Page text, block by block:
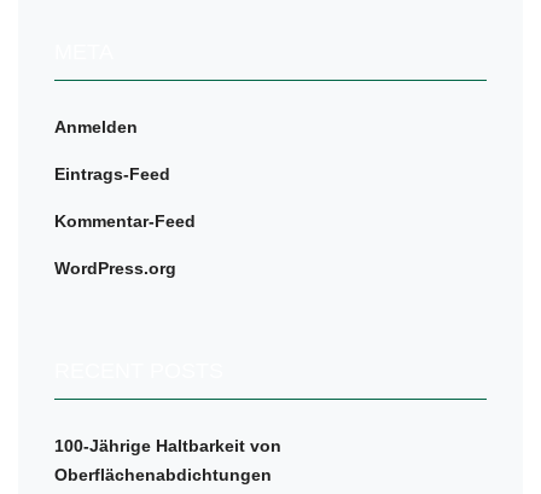
Anmelden
Eintrags-Feed
Kommentar-Feed
WordPress.org
100-Jährige Haltbarkeit von
Oberflächenabdichtungen